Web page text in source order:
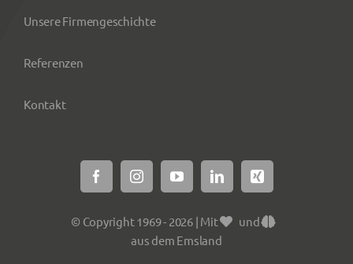
Unsere Firmengeschichte
Referenzen
Kontakt
© Copyright 1969 - 2026 | Mit
und
aus dem Emsland